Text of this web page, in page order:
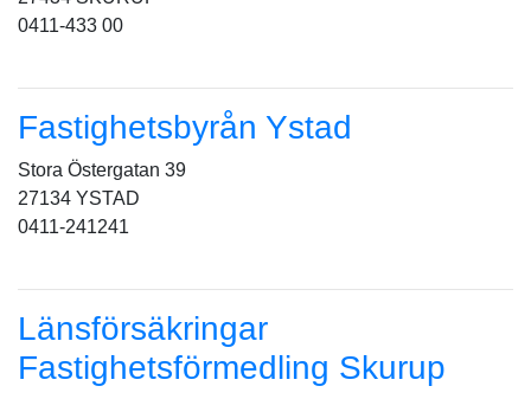
0411-433 00
Fastighetsbyrån Ystad
Stora Östergatan 39
27134 YSTAD
0411-241241
Länsförsäkringar
Fastighetsförmedling Skurup